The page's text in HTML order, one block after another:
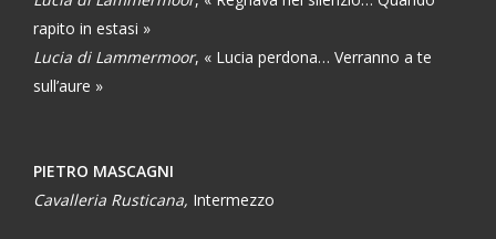
rapito in estasi »
Lucia di Lammermoor, « Lucia perdona… Verranno a te
sull’aure »
PIETRO MASCAGNI
Cavalleria Rusticana, Intermezzo